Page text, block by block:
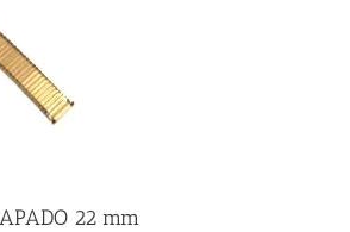
22 mm